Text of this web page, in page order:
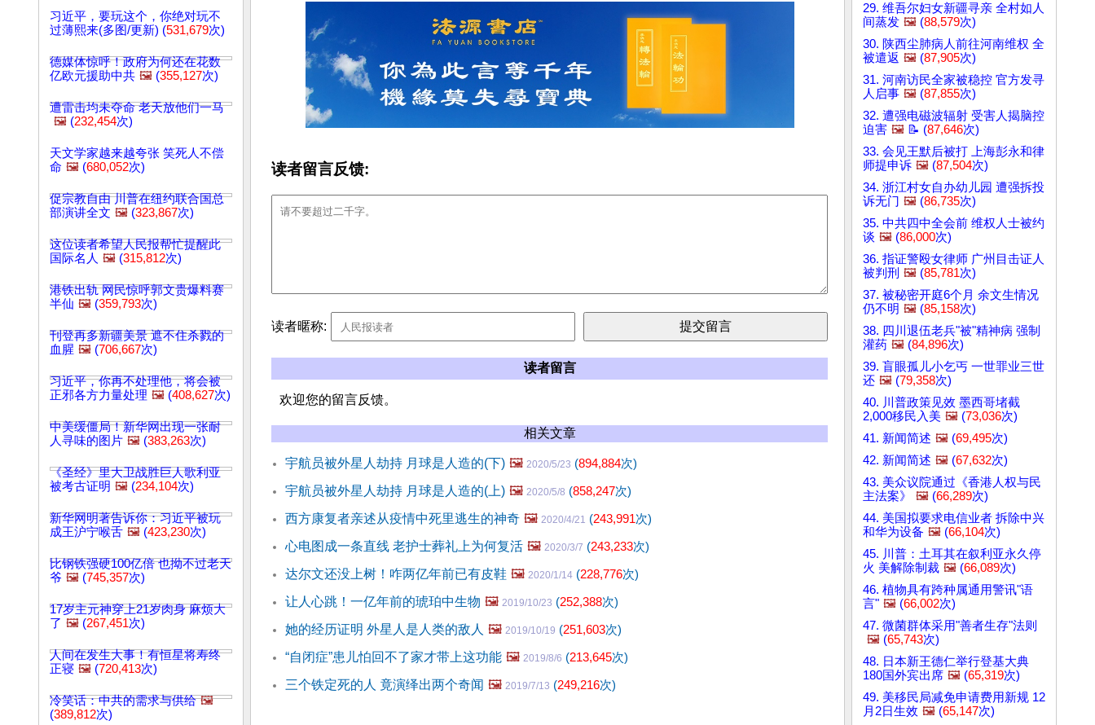
习近平，要玩这个，你绝对玩不
过薄熙来(多图/更新) (531,679次)
德媒体惊呼！政府为何还在花数
亿欧元援助中共 🖼️ (355,127次)
遭雷击均未夺命 老天放他们一马
🖼️ (232,454次)
天文学家越来越夸张 笑死人不偿
命 🖼️ (680,052次)
促宗教自由 川普在纽约联合国总
部演讲全文 🖼️ (323,867次)
这位读者希望人民报帮忙提醒此
国际名人 🖼️ (315,812次)
港铁出轨 网民惊呼郭文贵爆料赛
半仙 🖼️ (359,793次)
刊登再多新疆美景 遮不住杀戮的
血腥 🖼️ (706,667次)
习近平，你再不处理他，将会被
正邪各方力量处理 🖼️ (408,627次)
中美缓僵局！新华网出现一张耐
人寻味的图片 🖼️ (383,263次)
《圣经》里大卫战胜巨人歌利亚
被考古证明 🖼️ (234,104次)
新华网明著告诉你：习近平被玩
成王沪宁喉舌 🖼️ (423,230次)
比钢铁强硬100亿倍 也拗不过老天
爷 🖼️ (745,357次)
17岁主元神穿上21岁肉身 麻烦大
了 🖼️ (267,451次)
人间在发生大事！有恒星将寿终
正寝 🖼️ (720,413次)
冷笑话：中共的需求与供给 🖼️
(389,812次)
读者留言反馈:
读者暱称:
读者留言
欢迎您的留言反馈。
相关文章
宇航员被外星人劫持 月球是人造的(下) 🖼️ 2020/5/23 (894,884次)
宇航员被外星人劫持 月球是人造的(上) 🖼️ 2020/5/8 (858,247次)
西方康复者亲述从疫情中死里逃生的神奇 🖼️ 2020/4/21 (243,991次)
心电图成一条直线 老护士葬礼上为何复活 🖼️ 2020/3/7 (243,233次)
达尔文还没上树！咋两亿年前已有皮鞋 🖼️ 2020/1/14 (228,776次)
让人心跳！一亿年前的琥珀中生物 🖼️ 2019/10/23 (252,388次)
她的经历证明 外星人是人类的敌人 🖼️ 2019/10/19 (251,603次)
“自闭症”患儿怕回不了家才带上这功能 🖼️ 2019/8/6 (213,645次)
三个铁定死的人 竟演绎出两个奇闻 🖼️ 2019/7/13 (249,216次)
29. 维吾尔妇女新疆寻亲 全村如人
间蒸发 🖼️ (88,579次)
30. 陕西尘肺病人前往河南维权 全
被遣返 🖼️ (87,905次)
31. 河南访民全家被稳控 官方发寻
人启事 🖼️ (87,855次)
32. 遭强电磁波辐射 受害人揭脑控
迫害 🖼️ 📝 (87,646次)
33. 会见王默后被打 上海彭永和律
师提申诉 🖼️ (87,504次)
34. 浙江村女自办幼儿园 遭强拆投
诉无门 🖼️ (86,735次)
35. 中共四中全会前 维权人士被约
谈 🖼️ (86,000次)
36. 指证警殴女律师 广州目击证人
被判刑 🖼️ (85,781次)
37. 被秘密开庭6个月 余文生情况
仍不明 🖼️ (85,158次)
38. 四川退伍老兵"被"精神病 强制
灌药 🖼️ (84,896次)
39. 盲眼孤儿小乞丐 一世罪业三世
还 🖼️ (79,358次)
40. 川普政策见效 墨西哥堵截
2,000移民入美 🖼️ (73,036次)
41. 新闻简述 🖼️ (69,495次)
42. 新闻简述 🖼️ (67,632次)
43. 美众议院通过《香港人权与民
主法案》
🖼️ (66,289次)
44. 美国拟要求电信业者 拆除中兴
和华为设备 🖼️ (66,104次)
45. 川普：土耳其在叙利亚永久停
火 美解除制裁 🖼️ (66,089次)
46. 植物具有跨种属通用警讯"语
言" 🖼️ (66,002次)
47. 微菌群体采用"善者生存"法则
🖼️ (65,743次)
48. 日本新王德仁举行登基大典
180国外宾出席 🖼️ (65,319次)
49. 美移民局减免申请费用新规 12
月2日生效 🖼️ (65,147次)